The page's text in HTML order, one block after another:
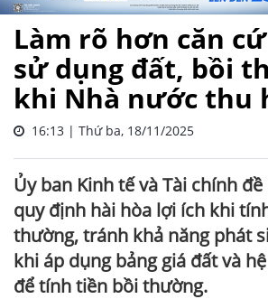
Làm rõ hơn căn
sử dụng đất, bồi
khi Nhà nước thu
16:13 | Thứ ba, 18/11/2025
Ủy ban Kinh tế và Tài chính
quy định hài hòa lợi ích khi
thường, tránh khả năng phát
khi áp dụng bảng giá đất và
để tính tiền bồi thường.